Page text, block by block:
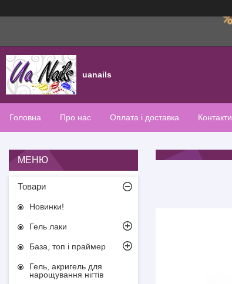
uanails
Головна Про нас Оплата і доставка Контакти
Товари
Новинки!
Гель лаки
База, топ і праймер
Гель, акригель для
нарощування нігтів